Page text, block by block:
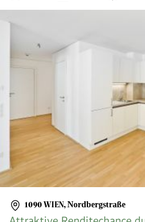
1090 WIEN, Nordbergstraße